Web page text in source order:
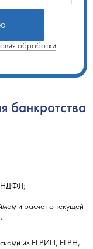
обработки
банкротства
НДФЛ;
и расчет о текущей
из ЕГРИП, ЕГРН,